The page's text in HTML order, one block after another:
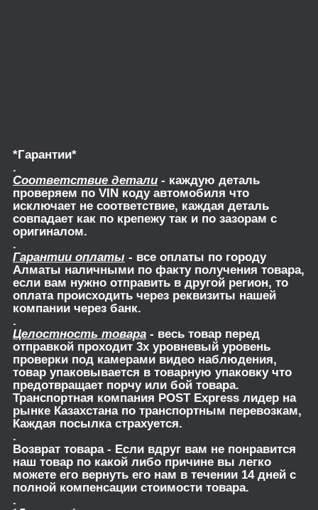
*Гарантии*
.
Соответствие детали - каждую деталь
проверяем по VIN коду автомобиля что
исключает не соответствие, каждая деталь
совпадает как по крепежу так и по зазорам с
оригиналом.
.
Гарантии оплаты - все оплаты по городу
Алматы наличными по факту получения товара,
если вам нужно отправить в другой регион, то
оплата происходить через реквизиты нашей
компании через банк.
.
Целостность товара - весь товар перед
отправкой проходит 3х уровневый уровень
проверки под камерами видео наблюдения,
товар упаковывается в товарную упаковку что
предотвращает порчу или бой товара.
Транспортная компания POST Express лидер на
рынке Казахстана по транспортным перевозкам,
Каждая посылка страхуется.
.
Возврат товара- Если вдруг вам не понравится
наш товар по какой либо причине вы легко
можете его вернуть его нам в течении 14 дней с
полной компенсации стоимости товара.
.